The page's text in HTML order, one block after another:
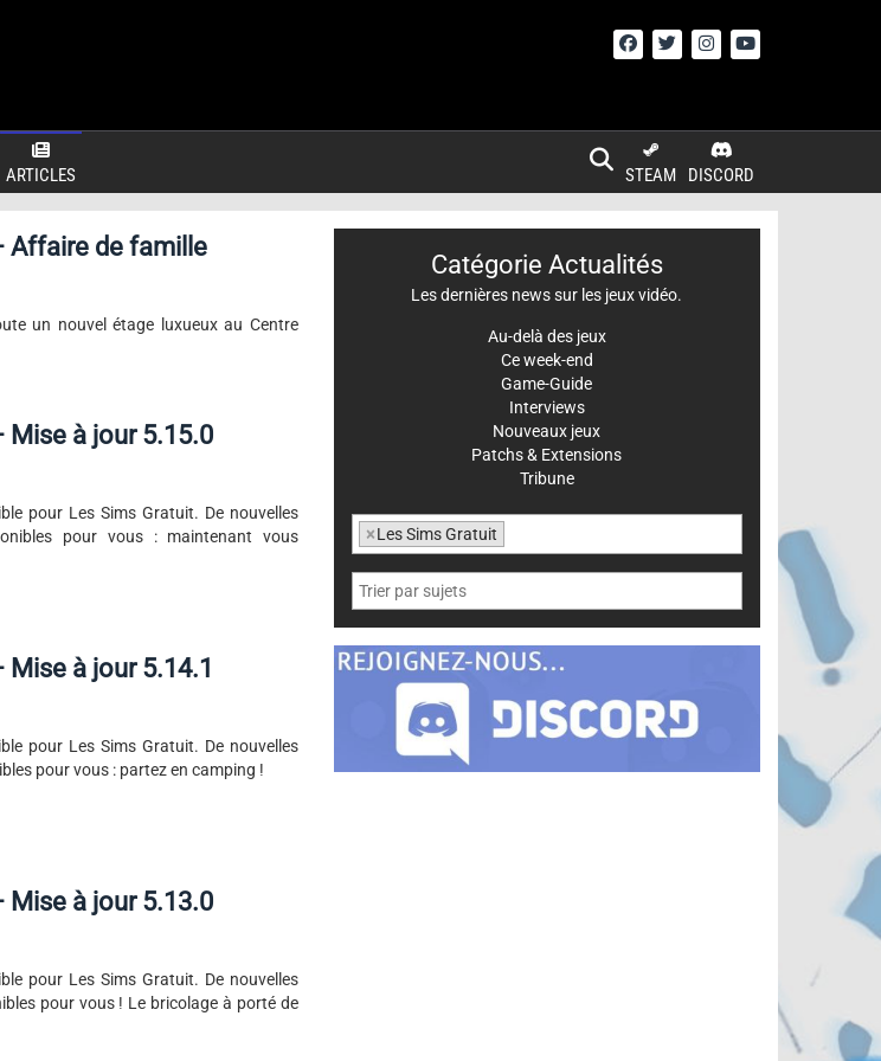
ARTICLES DISCORD
STEAM
Affaire de famille
un nouvel étage luxueux au Centre
Mise à jour 5.15.0
pour Les Sims Gratuit. De nouvelles
pour vous : maintenant vous
Mise à jour 5.14.1
pour Les Sims Gratuit. De nouvelles
pour vous : partez en camping !
Mise à jour 5.13.0
pour Les Sims Gratuit. De nouvelles
pour vous ! Le bricolage à porté de
Catégorie Actualités
Les dernières news sur les jeux vidéo.
Au-delà des jeux
Ce week-end
Game-Guide
Interviews
Nouveaux jeux
Patchs & Extensions
Tribune
×Les Sims Gratuit